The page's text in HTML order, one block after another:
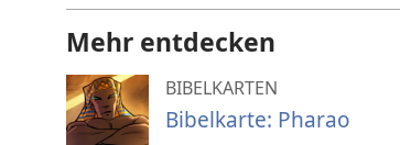
Mehr entdecken
BIBELKARTEN
Bibelkarte: Pharao